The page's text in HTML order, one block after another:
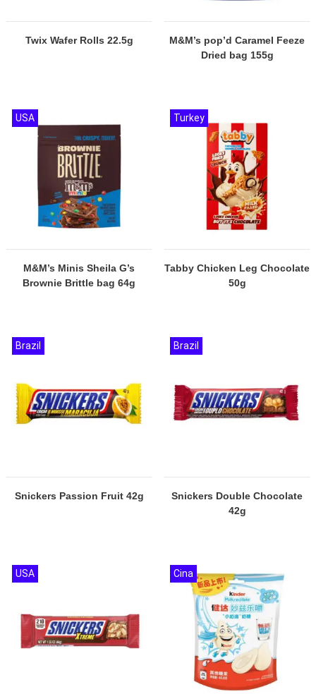
Twix Wafer Rolls 22.5g
M&M’s pop’d Caramel Feeze
Dried bag 155g
M&M’s Minis Sheila G’s
Brownie Brittle bag 64g
USA
Tabby Chicken Leg Chocolate
50g
Turkey
Snickers Passion Fruit 42g
Brazil
Snickers Double Chocolate
42g
Brazil
USA Cina